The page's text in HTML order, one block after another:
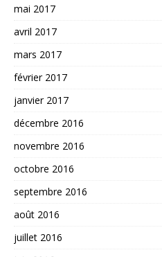
mai 2017
avril 2017
mars 2017
février 2017
janvier 2017
décembre 2016
novembre 2016
octobre 2016
septembre 2016
août 2016
juillet 2016